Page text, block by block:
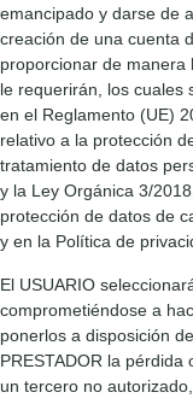
emancipado y darse de
creación de una cuenta
proporcionar de manera
le requerirán, los cuales
en el Reglamento (UE)
relativo a la protección
tratamiento de datos
y la Ley Orgánica 3/
protección de datos de
y en la Política de
El USUARIO
comprometiéndose a
ponerlos a disposición
PRESTADOR la
un tercero no